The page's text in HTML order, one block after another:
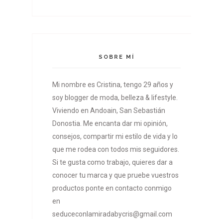
SOBRE MÍ
Mi nombre es Cristina, tengo 29 años y
soy blogger de moda, belleza & lifestyle.
Viviendo en Andoain, San Sebastián
Donostia. Me encanta dar mi opinión,
consejos, compartir mi estilo de vida y lo
que me rodea con todos mis seguidores.
Si te gusta como trabajo, quieres dar a
conocer tu marca y que pruebe vuestros
productos ponte en contacto conmigo
en
seduceconlamiradabycris@gmail.com